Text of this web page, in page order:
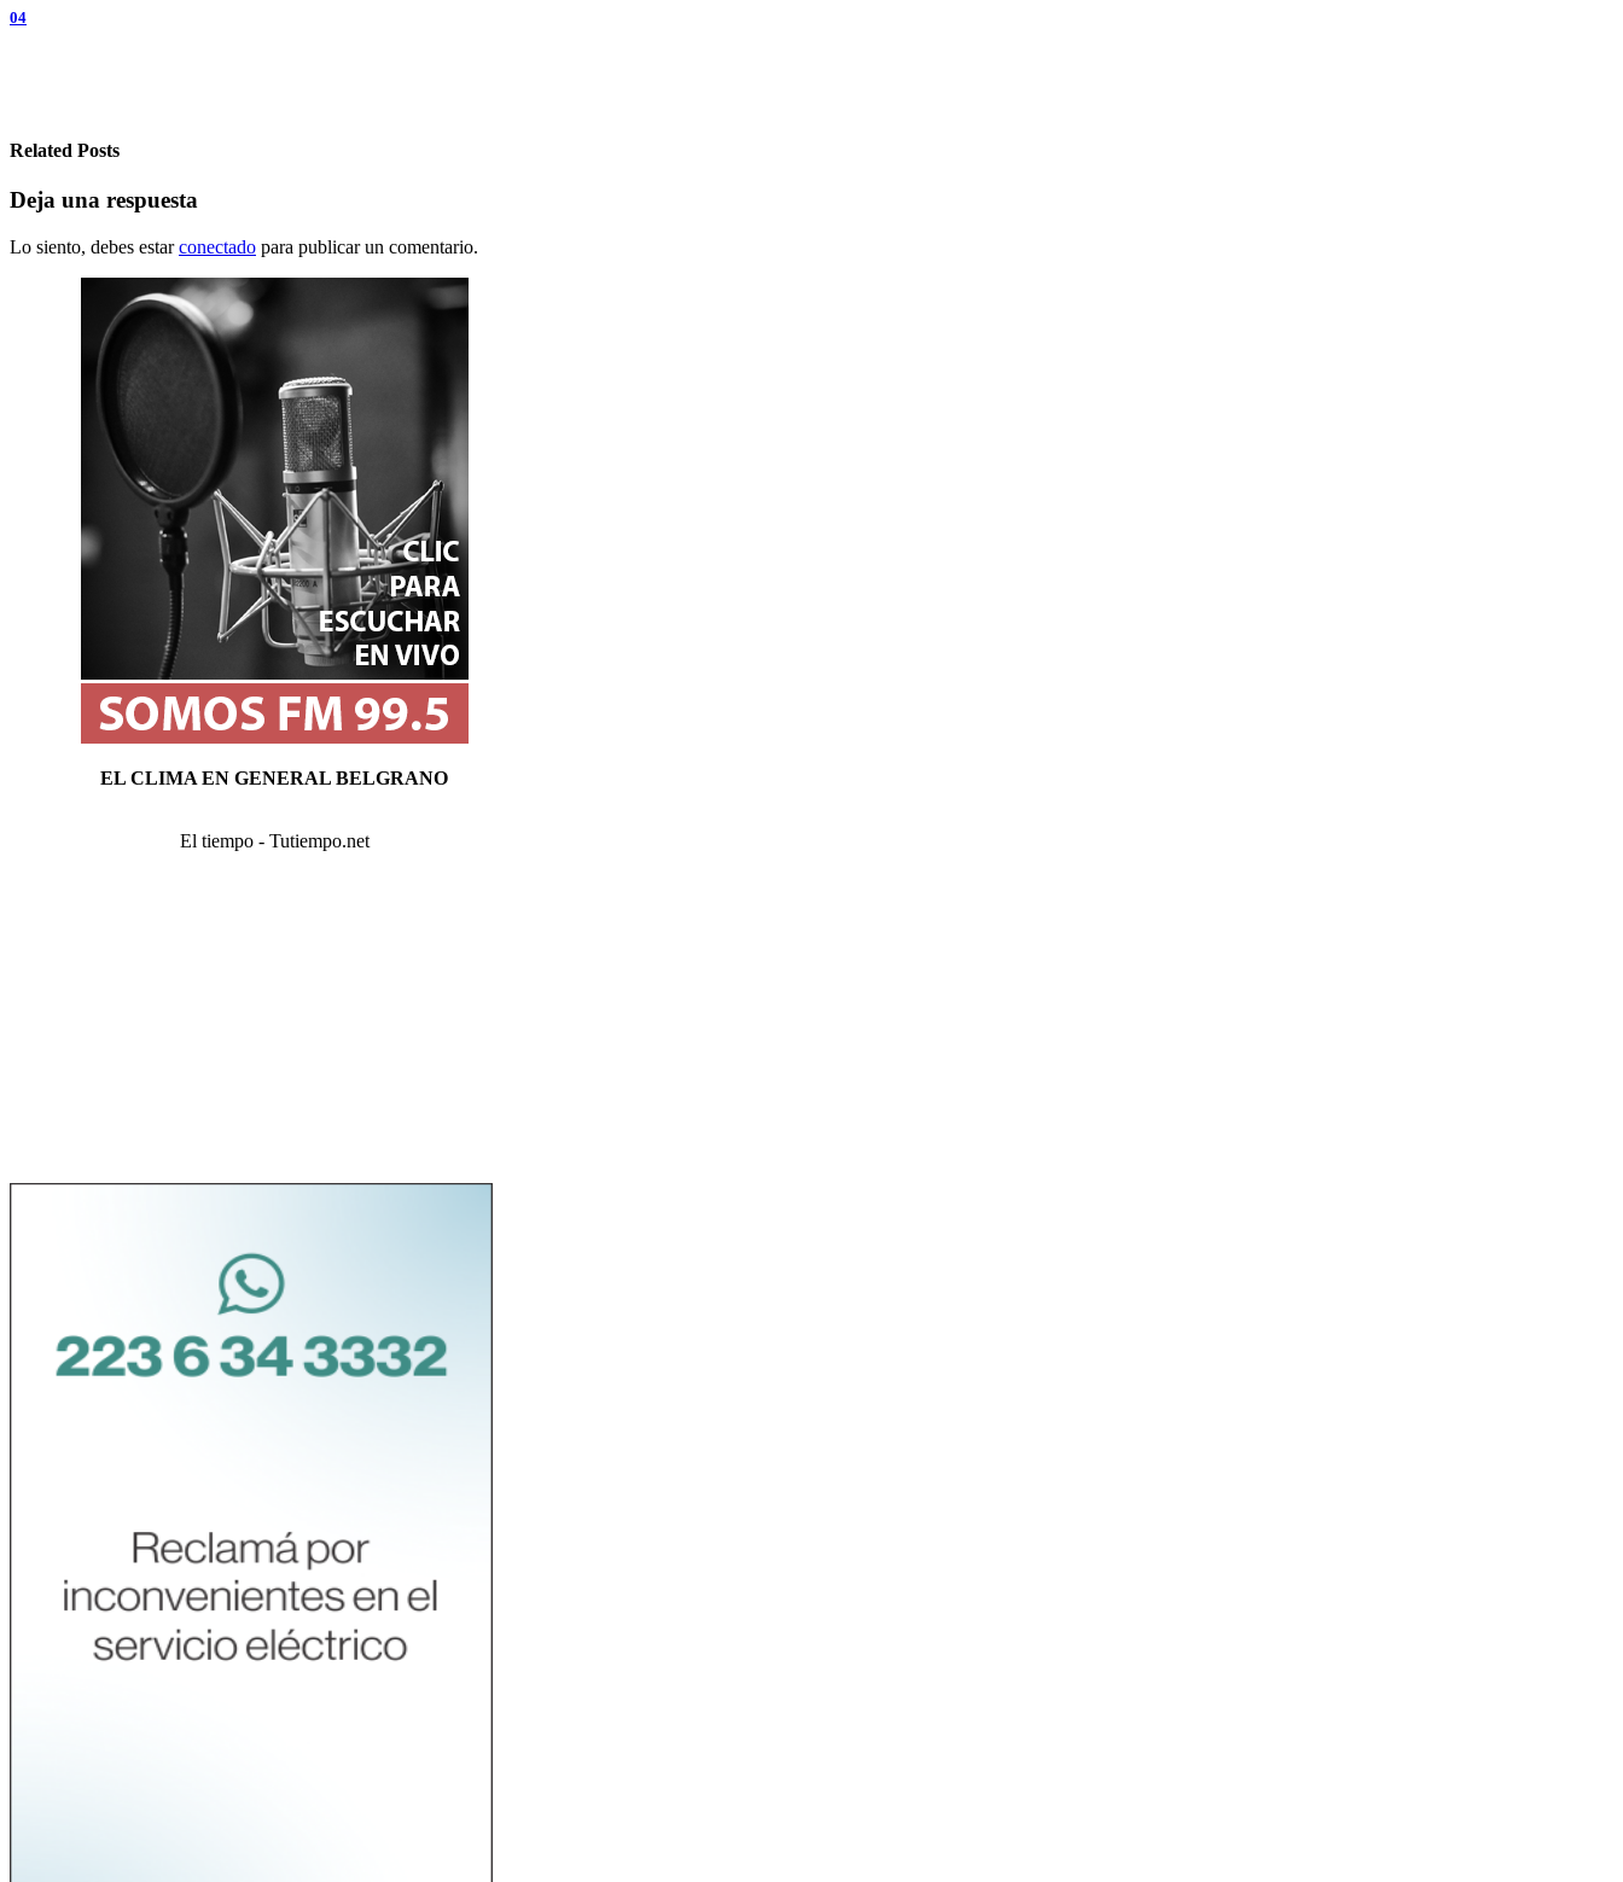
Navegación
04
Related Posts
Deja una respuesta
Lo siento, debes estarconectado para publicar un comentario.
EL CLIMA EN GENERAL BELGRANO
El tiempo - Tutiempo.net